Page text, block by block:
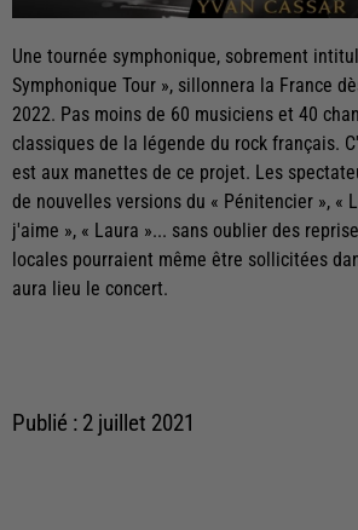
Une tournée symphonique, sobrement
Symphonique Tour », sillonnera la France
2022. Pas moins de 60 musiciens et 40
classiques de la légende du rock français.
est aux manettes de ce projet. Les
de nouvelles versions du « Pénitencier », «
j'aime », « Laura »... sans oublier des
locales pourraient même être sollicitées
aura lieu le concert.
Publié : 2 juillet 2021